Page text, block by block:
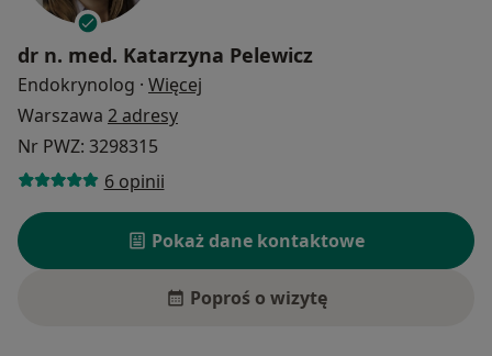
dr n. med. Katarzyna Pelewicz
Endokrynolog · Więcej
Warszawa 2 adresy
Nr PWZ: 3298315
6 opinii
Pokaż dane kontaktowe
Poproś o wizytę